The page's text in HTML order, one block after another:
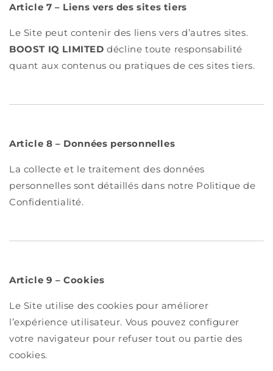
Article 7 – Liens vers des sites tiers
Le Site peut contenir des liens vers d’autres sites.
BOOST IQ LIMITED décline toute responsabilité
quant aux contenus ou pratiques de ces sites tiers.
Article 8 – Données personnelles
La collecte et le traitement des données
personnelles sont détaillés dans notre Politique de
Confidentialité.
Article 9 – Cookies
Le Site utilise des cookies pour améliorer
l’expérience utilisateur. Vous pouvez configurer
votre navigateur pour refuser tout ou partie des
cookies.